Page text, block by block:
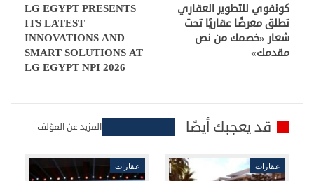
كونفوي للتطوير العقاري
تطلق معرضًا عقاريًا تحت
شعار «خصمك من نص
مقدمك»
LG EGYPT PRESENTS
ITS LATEST
INNOVATIONS AND
SMART SOLUTIONS AT
LG EGYPT NPI 2026
قد يعجبك أيضًا المزيد عن المؤلف
عقارات عقارات